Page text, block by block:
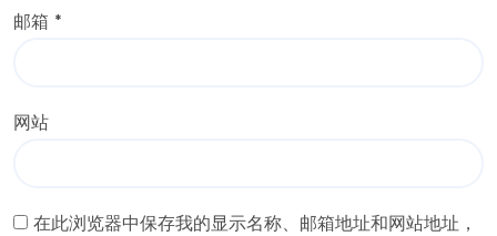
邮箱 *
网站
在此浏览器中保存我的显示名称、邮箱地址和网站地址，